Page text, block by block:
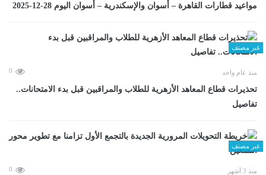
مواعيد قطارات القاهرة – أسوان والإسكندرية – أسوان اليوم 28-12-2025
غير مصنف
منذ عام واحد 0
تحذيرات قطاع المعاهد الأزهرية للطلاب والمراقبين قبل بدء الامتحانات..
تفاصيل
غير مصنف
منذ 3 أشهر 0